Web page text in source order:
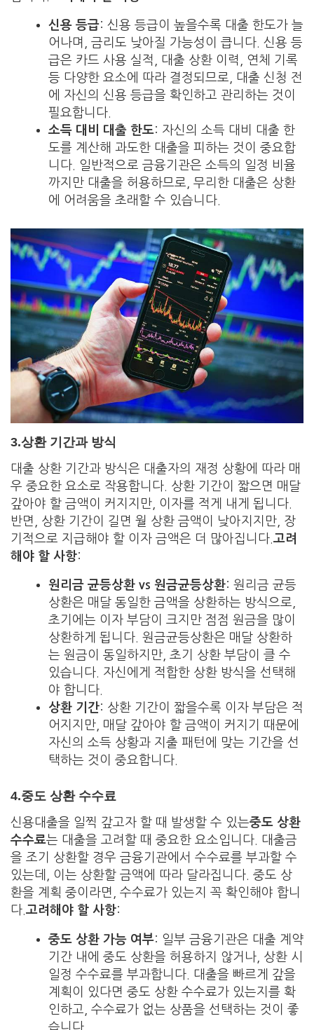
신용 등급: 신용 등급이 높을수록 대출 한도가 늘
어나며, 금리도 낮아질 가능성이 큽니다. 신용 등
급은 카드 사용 실적, 대출 상환 이력, 연체 기록
등 다양한 요소에 따라 결정되므로, 대출 신청 전
에 자신의 신용 등급을 확인하고 관리하는 것이
필요합니다.
소득 대비 대출 한도: 자신의 소득 대비 대출 한
도를 계산해 과도한 대출을 피하는 것이 중요합
니다. 일반적으로 금융기관은 소득의 일정 비율
까지만 대출을 허용하므로, 무리한 대출은 상환
에 어려움을 초래할 수 있습니다.
3.상환 기간과 방식
대출 상환 기간과 방식은 대출자의 재정 상황에 따라 매
우 중요한 요소로 작용합니다. 상환 기간이 짧으면 매달
갚아야 할 금액이 커지지만, 이자를 적게 내게 됩니다.
반면, 상환 기간이 길면 월 상환 금액이 낮아지지만, 장
기적으로 지급해야 할 이자 금액은 더 많아집니다. 고려
해야 할 사항:
원리금 균등상환 vs 원금균등상환: 원리금 균등
상환은 매달 동일한 금액을 상환하는 방식으로,
초기에는 이자 부담이 크지만 점점 원금을 많이
상환하게 됩니다. 원금균등상환은 매달 상환하
는 원금이 동일하지만, 초기 상환 부담이 클 수
있습니다. 자신에게 적합한 상환 방식을 선택해
야 합니다.
상환 기간: 상환 기간이 짧을수록 이자 부담은 적
어지지만, 매달 갚아야 할 금액이 커지기 때문에
자신의 소득 상황과 지출 패턴에 맞는 기간을 선
택하는 것이 중요합니다.
4.중도 상환 수수료
신용대출을 일찍 갚고자 할 때 발생할 수 있는중도 상환
수수료는 대출을 고려할 때 중요한 요소입니다. 대출금
을 조기 상환할 경우 금융기관에서 수수료를 부과할 수
있는데, 이는 상환할 금액에 따라 달라집니다. 중도 상
환을 계획 중이라면, 수수료가 있는지 꼭 확인해야 합니
다. 고려해야 할 사항:
중도 상환 가능 여부: 일부 금융기관은 대출 계약
기간 내에 중도 상환을 허용하지 않거나, 상환 시
일정 수수료를 부과합니다. 대출을 빠르게 갚을
계획이 있다면 중도 상환 수수료가 있는지를 확
인하고, 수수료가 없는 상품을 선택하는 것이 좋
습니다.